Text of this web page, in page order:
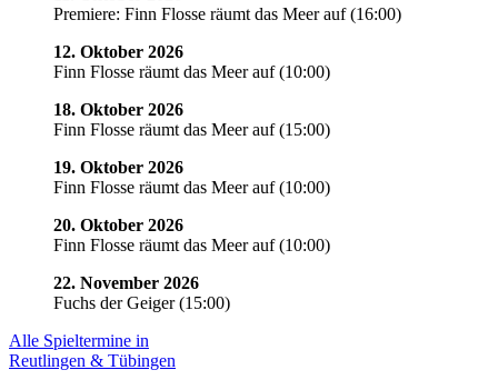
Premiere: Finn Flosse räumt das Meer auf(16:00)
12. Oktober 2026
Finn Flosse räumt das Meer auf(10:00)
18. Oktober 2026
Finn Flosse räumt das Meer auf(15:00)
19. Oktober 2026
Finn Flosse räumt das Meer auf(10:00)
20. Oktober 2026
Finn Flosse räumt das Meer auf(10:00)
22. November 2026
Fuchs der Geiger(15:00)
Alle Spieltermine in
Reutlingen & Tübingen